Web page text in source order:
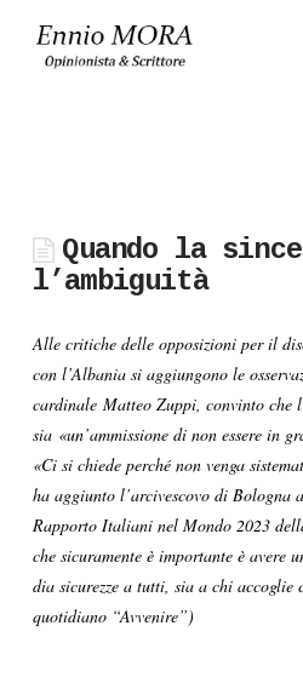
Ennio
Quando la
l’ambiguità
Alle critiche delle opposizioni per il
con l’Albania si aggiungono le
cardinale Matteo Zuppi, convinto che
sia «un’ammissione di non essere in
«Ci si chiede perché non venga
ha aggiunto l’arcivescovo di Bologna
Rapporto Italiani nel Mondo 2023
che sicuramente è importante è avere
dia sicurezze a tutti, sia a chi accoglie
quotidiano “Avvenire”)